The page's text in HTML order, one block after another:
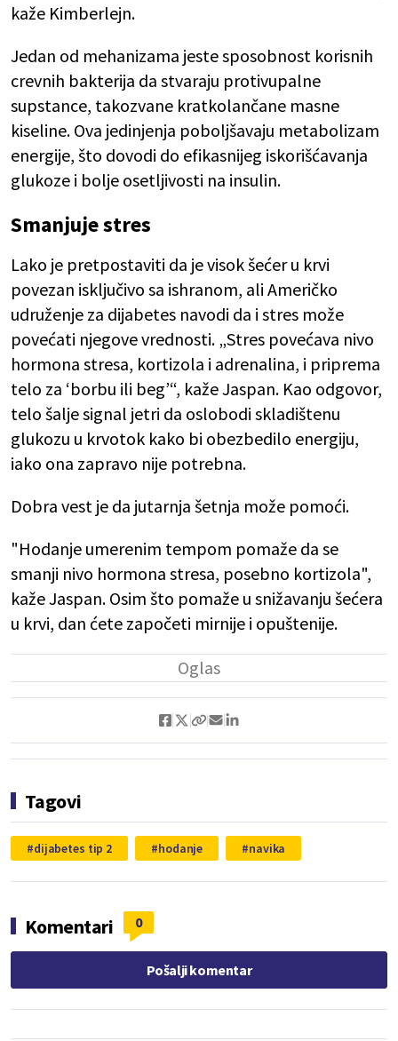
kaže Kimberlejn.
Jedan od mehanizama jeste sposobnost korisnih
crevnih bakterija da stvaraju protivupalne
supstance, takozvane kratkolančane masne
kiseline. Ova jedinjenja poboljšavaju metabolizam
energije, što dovodi do efikasnijeg iskorišćavanja
glukoze i bolje osetljivosti na insulin.
Smanjuje stres
Lako je pretpostaviti da je visok šećer u krvi
povezan isključivo sa ishranom, ali Američko
udruženje za dijabetes navodi da i stres može
povećati njegove vrednosti. „Stres povećava nivo
hormona stresa, kortizola i adrenalina, i priprema
telo za ‘borbu ili beg’“, kaže Jaspan. Kao odgovor,
telo šalje signal jetri da oslobodi skladištenu
glukozu u krvotok kako bi obezbedilo energiju,
iako ona zapravo nije potrebna.
Dobra vest je da jutarnja šetnja može pomoći.
"Hodanje umerenim tempom pomaže da se
smanji nivo hormona stresa, posebno kortizola",
kaže Jaspan. Osim što pomaže u snižavanju šećera
u krvi, dan ćete započeti mirnije i opuštenije.
Tagovi
dijabetes tip 2 hodanje navika
Komentari 0
Pošalji komentar